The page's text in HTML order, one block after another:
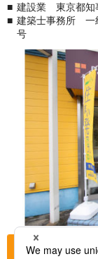
建設業 東京都知
建築士事務所 一
号